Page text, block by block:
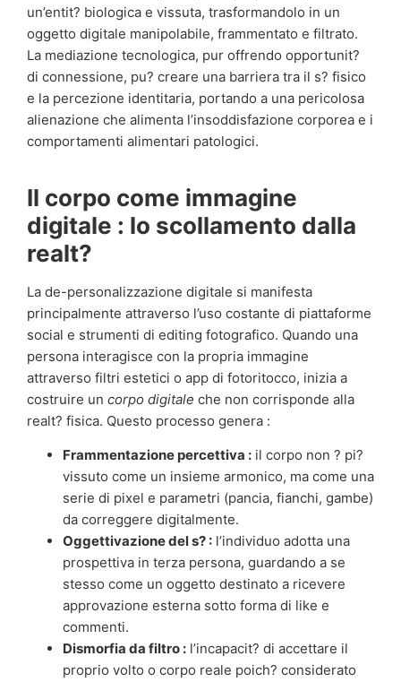
un’entit? biologica e vissuta, trasformandolo in un
oggetto digitale manipolabile, frammentato e filtrato.
La mediazione tecnologica, pur offrendo opportunit?
di connessione, pu? creare una barriera tra il s? fisico
e la percezione identitaria, portando a una pericolosa
alienazione che alimenta l’insoddisfazione corporea e i
comportamenti alimentari patologici.
Il corpo come immagine
digitale : lo scollamento dalla
realt?
La de-personalizzazione digitale si manifesta
principalmente attraverso l’uso costante di piattaforme
social e strumenti di editing fotografico. Quando una
persona interagisce con la propria immagine
attraverso filtri estetici o app di fotoritocco, inizia a
costruire un corpo digitale che non corrisponde alla
realt? fisica. Questo processo genera :
Frammentazione percettiva : il corpo non ? pi?
vissuto come un insieme armonico, ma come una
serie di pixel e parametri (pancia, fianchi, gambe)
da correggere digitalmente.
Oggettivazione del s? : l’individuo adotta una
prospettiva in terza persona, guardando a se
stesso come un oggetto destinato a ricevere
approvazione esterna sotto forma di like e
commenti.
Dismorfia da filtro : l’incapacit? di accettare il
proprio volto o corpo reale poich? considerato